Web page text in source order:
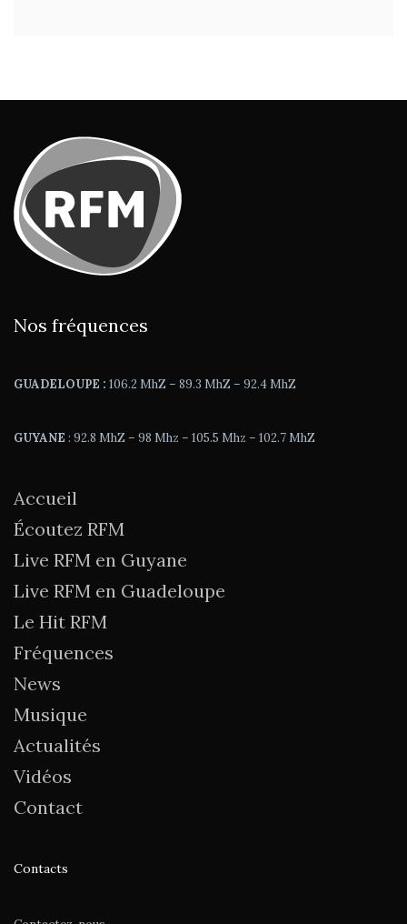
Nos fréquences
GUADELOUPE : 106.2 MhZ – 89.3 MhZ – 92.4 MhZ
GUYANE : 92.8 MhZ – 98 Mhz – 105.5 Mhz – 102.7 MhZ
Accueil
Écoutez RFM
Live RFM en Guyane
Live RFM en Guadeloupe
Le Hit RFM
Fréquences
News
Musique
Actualités
Vidéos
Contact
Contacts